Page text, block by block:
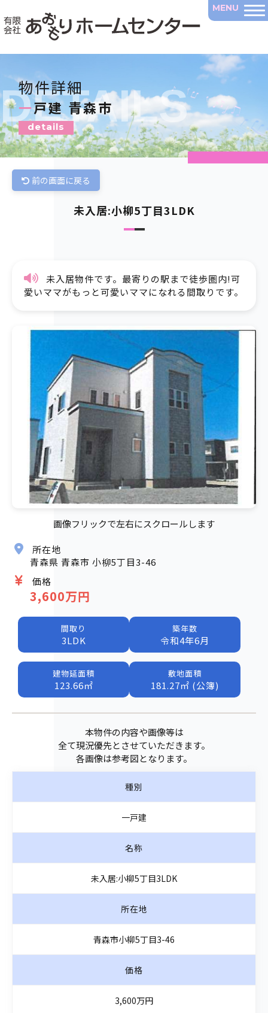
物件詳細
一戸建 青森市
details
DETAILS
前の画面に戻る
未入居:小柳5丁目3LDK
未入居物件です。最寄りの駅まで徒歩圏内!可
愛いママがもっと可愛いママになれる間取りです。
所在地
青森県 青森市 小柳5丁目3-46
価格
3,600万円
間取り
3LDK
築年数
令和4年6月
建物延面積
123.66㎡
敷地面積
181.27㎡ (公簿)
画像フリックで左右にスクロールします
本物件の内容や画像等は
全て現況優先とさせていただきます。
各画像は参考図となります。
種別
一戸建
名称
未入居:小柳5丁目3LDK
所在地
青森市小柳5丁目3-46
価格
3,600万円